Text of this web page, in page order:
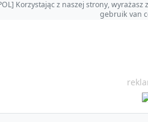
Korzystając z naszej strony,
gebruik van